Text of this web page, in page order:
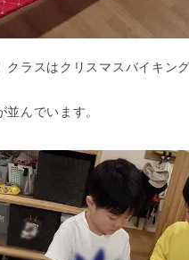
クラスはクリスマスバイキン
んでいます。